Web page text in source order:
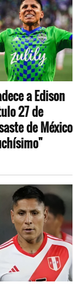
a Edison
27 de
de México